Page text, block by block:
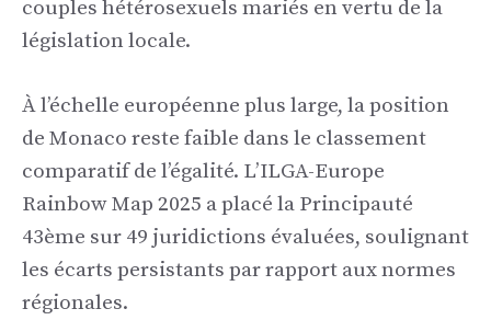
couples hétérosexuels mariés en vertu de la
législation locale.
À l’échelle européenne plus large, la position
de Monaco reste faible dans le classement
comparatif de l’égalité. L’ILGA-Europe
Rainbow Map 2025 a placé la Principauté
43ème sur 49 juridictions évaluées, soulignant
les écarts persistants par rapport aux normes
régionales.